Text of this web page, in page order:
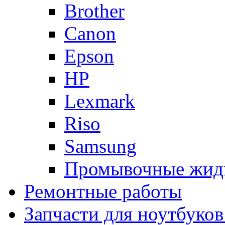
Brother
Canon
Epson
HP
Lexmark
Riso
Samsung
Промывочные
Ремонтные работы
Запчасти для